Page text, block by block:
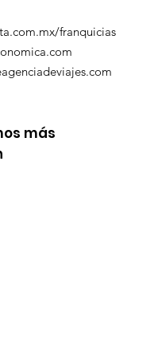
franquicias
más